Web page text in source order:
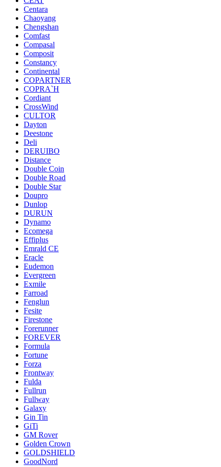
Centara
Chaoyang
Chengshan
Comfast
Compasal
Composit
Constancy
Continental
COPARTNER
COPRA`H
Cordiant
CrossWind
CULTOR
Dayton
Deestone
Deli
DERUIBO
Distance
Double Coin
Double Road
Double Star
Doupro
Dunlop
DURUN
Dynamo
Ecomega
Effiplus
Emrald СЕ
Eracle
Eudemon
Evergreen
Exmile
Farroad
Fenglun
Fesite
Firestone
Forerunner
FOREVER
Formula
Fortune
Forza
Frontway
Fulda
Fullrun
Fullway
Galaxy
Gin Tin
GiTi
GM Rover
Golden Crown
GOLDSHIELD
GoodNord